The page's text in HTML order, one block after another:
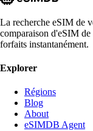
La recherche eSIM de
comparaison d'eSIM
forfaits instantanément.
Explorer
Régions
Blog
About
eSIMDB Agent